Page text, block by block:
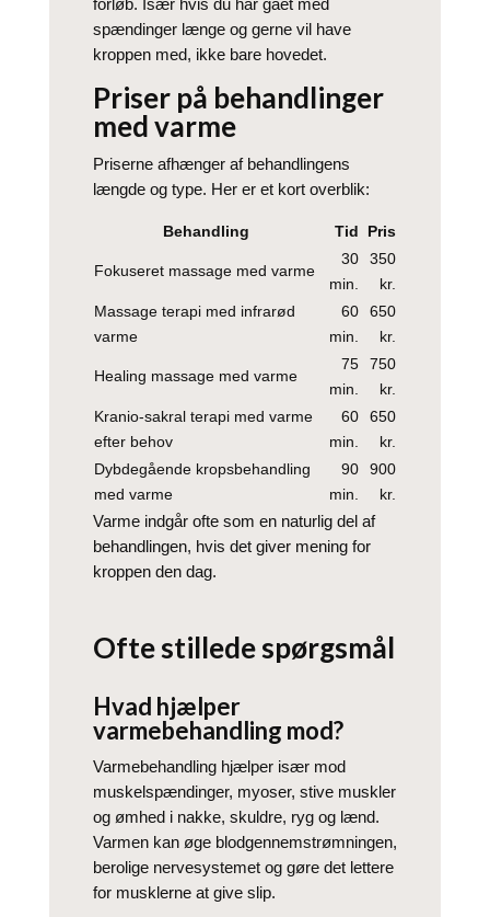
forløb. Især hvis du har gået med
spændinger længe og gerne vil have
kroppen med, ikke bare hovedet.
Priser på behandlinger
med varme
Priserne afhænger af behandlingens
længde og type. Her er et kort overblik:
Behandling Tid Pris
Fokuseret massage med varme
30
min.
350
kr.
Massage terapi med infrarød
varme
60
min.
650
kr.
Healing massage med varme
75
min.
750
kr.
Kranio-sakral terapi med varme
efter behov
60
min.
650
kr.
Dybdegående kropsbehandling
med varme
90
min.
900
kr.
Varme indgår ofte som en naturlig del af
behandlingen, hvis det giver mening for
kroppen den dag.
Ofte stillede spørgsmål
Hvad hjælper
varmebehandling mod?
Varmebehandling hjælper især mod
muskelspændinger, myoser, stive muskler
og ømhed i nakke, skuldre, ryg og lænd.
Varmen kan øge blodgennemstrømningen,
berolige nervesystemet og gøre det lettere
for musklerne at give slip.